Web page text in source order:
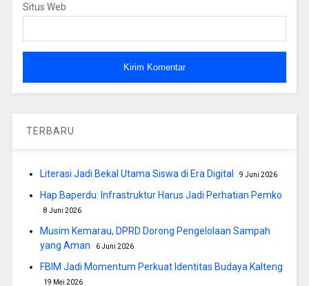
Situs Web
TERBARU
Literasi Jadi Bekal Utama Siswa di Era Digital 9 Juni 2026
Hap Baperdu: Infrastruktur Harus Jadi Perhatian Pemko
8 Juni 2026
Musim Kemarau, DPRD Dorong Pengelolaan Sampah
yang Aman
6 Juni 2026
FBIM Jadi Momentum Perkuat Identitas Budaya Kalteng
19 Mei 2026